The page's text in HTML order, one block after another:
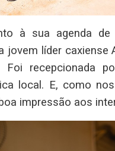
à sua agenda
jovem líder
recepcionada
local. E, como
impressão aos